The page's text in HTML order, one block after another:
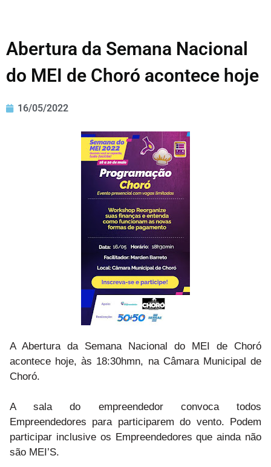
Abertura da Semana Nacional
do MEI de Choró acontece hoje
16/05/2022
A Abertura da Semana Nacional do MEI de Choró
acontece hoje, às 18:30hmn, na Câmara Municipal de
Choró.
A sala do empreendedor convoca todos
Empreendedores para participarem do vento. Podem
participar inclusive os Empreendedores que ainda não
são MEI’S.